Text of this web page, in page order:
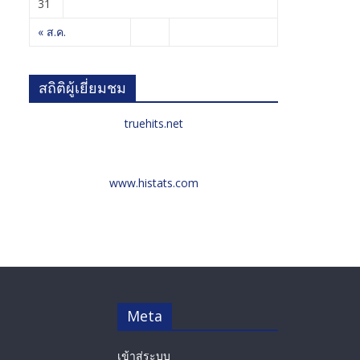
« ส.ค.
31
สถิติผู้เยี่ยมชม
truehits.net
www.histats.com
Meta
เข้าสู่ระบบ